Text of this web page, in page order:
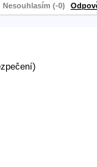
Nesouhlasím (-0)